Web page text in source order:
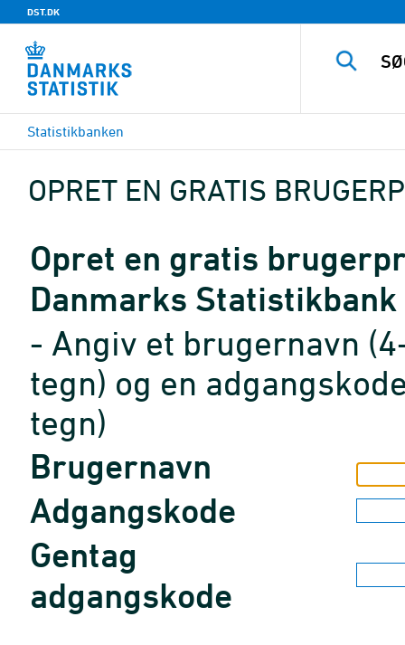
DST.DK
Statistikbanken
OPRET EN GRATIS
Opret en gratis
Danmarks Statistikbank
- Angiv et brugernavn
tegn) og en
tegn)
Brugernavn
Adgangskode
Gentag
adgangskode